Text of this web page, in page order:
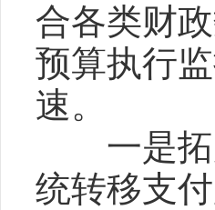
合各类财
预算执行
速。
一是拓
统转移支